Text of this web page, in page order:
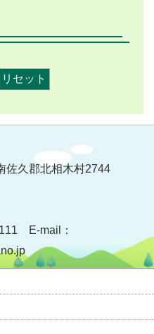
久郡北相木村2744
E-mail：